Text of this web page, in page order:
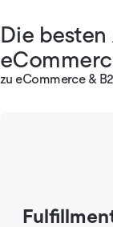
Die
zu eCommerce &